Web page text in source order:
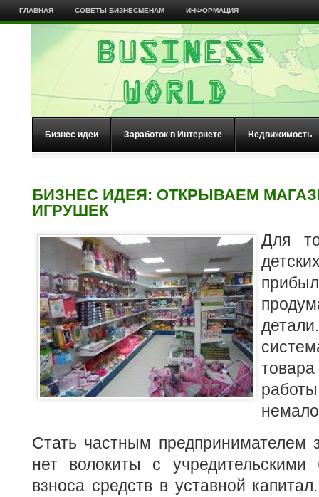
ГЛАВНАЯ СОВЕТЫ БИЗНЕСМЕНАМ ИНФОРМАЦИЯ
Бизнес идеи Заработок в Интернете Недвижимость
БИЗНЕС ИДЕЯ: ОТКРЫВАЕМ
ИГРУШЕК
Для
Стать частным предпринимателем
нет волокиты с
взноса средств в уставной